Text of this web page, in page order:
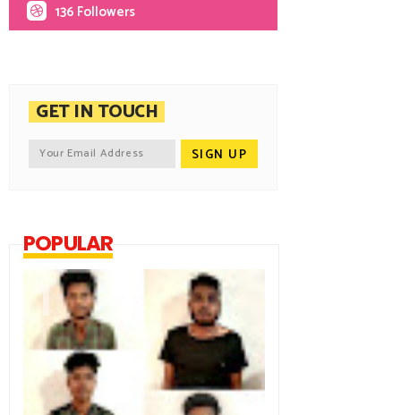
136 Followers
GET IN TOUCH
POPULAR